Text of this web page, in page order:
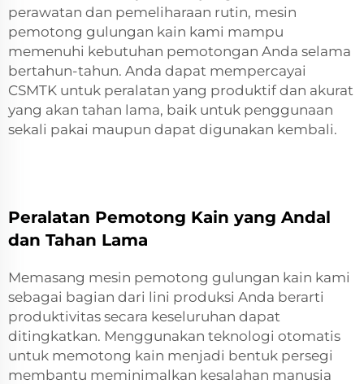
perawatan dan pemeliharaan rutin, mesin
pemotong gulungan kain kami mampu
memenuhi kebutuhan pemotongan Anda selama
bertahun-tahun. Anda dapat mempercayai
CSMTK untuk peralatan yang produktif dan akurat
yang akan tahan lama, baik untuk penggunaan
sekali pakai maupun dapat digunakan kembali.
Peralatan Pemotong Kain yang Andal
dan Tahan Lama
Memasang mesin pemotong gulungan kain kami
sebagai bagian dari lini produksi Anda berarti
produktivitas secara keseluruhan dapat
ditingkatkan. Menggunakan teknologi otomatis
untuk memotong kain menjadi bentuk persegi
membantu meminimalkan kesalahan manusia